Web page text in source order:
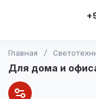
Главная /
Для дома и